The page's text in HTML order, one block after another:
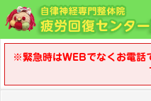
※緊急時はWEBでなくお電話